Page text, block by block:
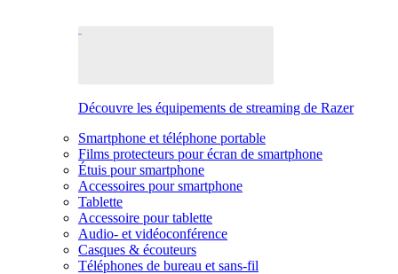
Découvre les équipements de streaming de Razer
Smartphone et téléphone portable
Films protecteurs pour écran de smartphone
Étuis pour smartphone
Accessoires pour smartphone
Tablette
Accessoire pour tablette
Audio- et vidéoconférence
Casques & écouteurs
Téléphones de bureau et sans-fil